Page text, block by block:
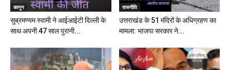
कानून
सुब्रमण्यम स्वामी ने आईआईटी दिल्ली के
साथ अपनी 47 साल पुरानी...
राजनीति
उत्तराखंड के 51 मंदिरों के अधिग्रहण का
मामला: भाजपा सरकार ने...